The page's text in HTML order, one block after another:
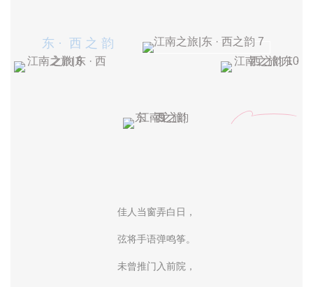
东 · 西 之 韵
佳人当窗弄白日，
弦将手语弹鸣筝。
未曾推门入前院，